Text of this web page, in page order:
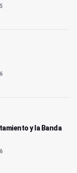
y la Banda